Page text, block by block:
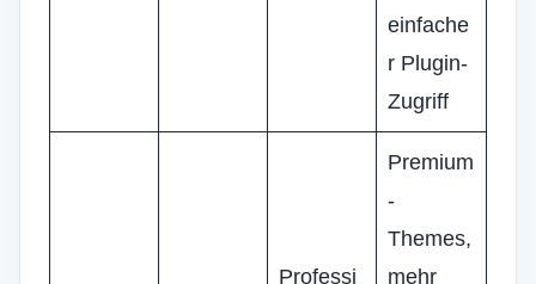
einfache
r Plugin-
Zugriff
Professi
Premium
-
Themes,
mehr